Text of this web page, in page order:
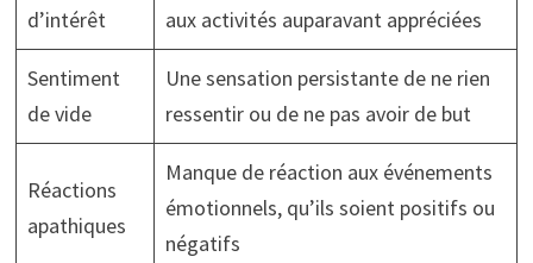
d’intérêt
aux activités auparavant appréciées
Sentiment
de vide
Une sensation persistante de ne rien
ressentir ou de ne pas avoir de but
Réactions
apathiques
Manque de réaction aux événements
émotionnels, qu’ils soient positifs ou
négatifs